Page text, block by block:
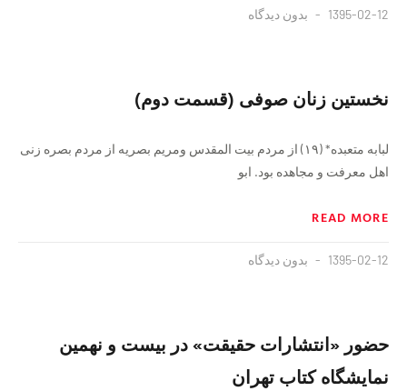
1395-02-12 بدون دیدگاه
نخستين زنان صوفى (قسمت دوم)
لبابه متعبده‏* (۱۹) از مردم بیت المقدس‏ ومریم بصریه از مردم بصره زنى
اهل معرفت و مجاهده بود. ابو
READ MORE
1395-02-12 بدون دیدگاه
حضور «انتشارات حقیقت» در بیست‌ و نهمین
نمایشگاه کتاب تهران